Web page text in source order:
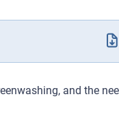
and the